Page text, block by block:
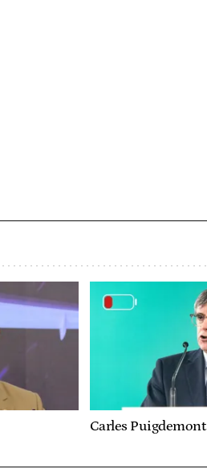
Carles Puigdemont